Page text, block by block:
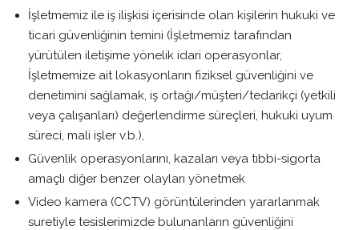
İşletmemiz ile iş ilişkisi içerisinde olan kişilerin hukuki ve
ticari güvenliğinin temini (İşletmemiz tarafından
yürütülen iletişime yönelik idari operasyonlar,
İşletmemize ait lokasyonların fiziksel güvenliğini ve
denetimini sağlamak, iş ortağı/müşteri/tedarikçi (yetkili
veya çalışanları) değerlendirme süreçleri, hukuki uyum
süreci, mali işler v.b.),
Güvenlik operasyonlarını, kazaları veya tıbbi-sigorta
amaçlı diğer benzer olayları yönetmek
Video kamera (CCTV) görüntülerinden yararlanmak
suretiyle tesislerimizde bulunanların güvenliğini